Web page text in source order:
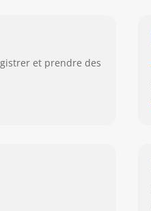
et prendre des